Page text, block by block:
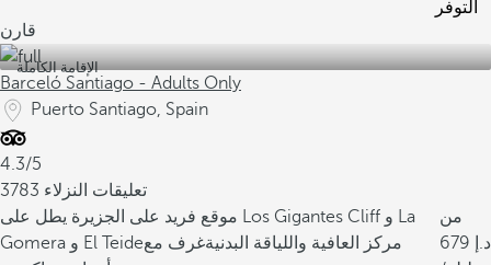
التوفر
قارن
الإقامة الكاملة
Barceló Santiago - Adults Only
Puerto Santiago, Spain
4.3/5
3783 تعليقات النزلاء
موقع فريد على الجزيرة يطل على Los Gigantes Cliff و La
Gomera و El Teide
مركز العافية واللياقة البدنيةغرف مع
من
679